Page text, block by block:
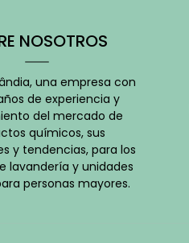
NOSOTROS
una empresa con
de experiencia y
del mercado de
químicos, sus
y tendencias, para los
lavandería y unidades
personas mayores.